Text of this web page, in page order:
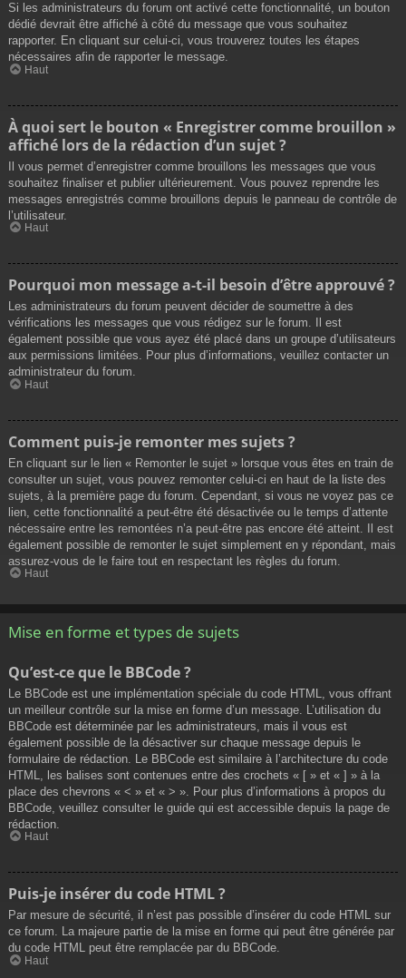
Si les administrateurs du forum ont activé cette fonctionnalité, un bouton
dédié devrait être affiché à côté du message que vous souhaitez
rapporter. En cliquant sur celui-ci, vous trouverez toutes les étapes
nécessaires afin de rapporter le message.
Haut
À quoi sert le bouton « Enregistrer comme brouillon »
affiché lors de la rédaction d’un sujet ?
Il vous permet d’enregistrer comme brouillons les messages que vous
souhaitez finaliser et publier ultérieurement. Vous pouvez reprendre les
messages enregistrés comme brouillons depuis le panneau de contrôle de
l’utilisateur.
Haut
Pourquoi mon message a-t-il besoin d’être approuvé ?
Les administrateurs du forum peuvent décider de soumettre à des
vérifications les messages que vous rédigez sur le forum. Il est
également possible que vous ayez été placé dans un groupe d’utilisateurs
aux permissions limitées. Pour plus d’informations, veuillez contacter un
administrateur du forum.
Haut
Comment puis-je remonter mes sujets ?
En cliquant sur le lien « Remonter le sujet » lorsque vous êtes en train de
consulter un sujet, vous pouvez remonter celui-ci en haut de la liste des
sujets, à la première page du forum. Cependant, si vous ne voyez pas ce
lien, cette fonctionnalité a peut-être été désactivée ou le temps d’attente
nécessaire entre les remontées n’a peut-être pas encore été atteint. Il est
également possible de remonter le sujet simplement en y répondant, mais
assurez-vous de le faire tout en respectant les règles du forum.
Haut
Mise en forme et types de sujets
Qu’est-ce que le BBCode ?
Le BBCode est une implémentation spéciale du code HTML, vous offrant
un meilleur contrôle sur la mise en forme d’un message. L’utilisation du
BBCode est déterminée par les administrateurs, mais il vous est
également possible de la désactiver sur chaque message depuis le
formulaire de rédaction. Le BBCode est similaire à l’architecture du code
HTML, les balises sont contenues entre des crochets « [ » et « ] » à la
place des chevrons « < » et « > ». Pour plus d’informations à propos du
BBCode, veuillez consulter le guide qui est accessible depuis la page de
rédaction.
Haut
Puis-je insérer du code HTML ?
Par mesure de sécurité, il n’est pas possible d’insérer du code HTML sur
ce forum. La majeure partie de la mise en forme qui peut être générée par
du code HTML peut être remplacée par du BBCode.
Haut